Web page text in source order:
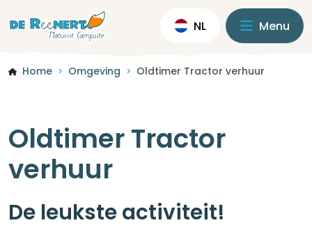
NL Menu
Home > Omgeving > Oldtimer Tractor verhuur
Oldtimer Tractor
verhuur
De leukste activiteit!